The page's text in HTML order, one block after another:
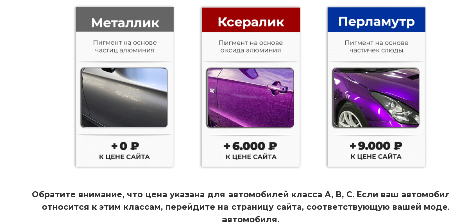
Обратите внимание, что цена указана для автомобилей класса A, B, C. Если ваш
относится к этим классам, перейдите на страницу сайта, соответствующую вашей
автомобиля.